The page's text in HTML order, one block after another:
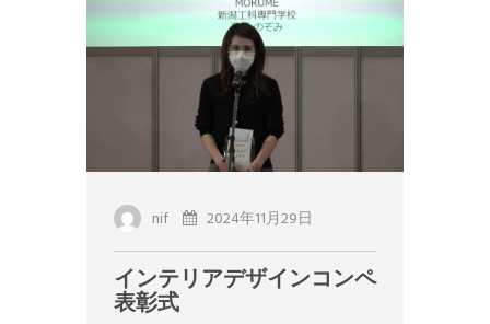
nif 2024年11月29日
インテリアデザインコンペ
表彰式